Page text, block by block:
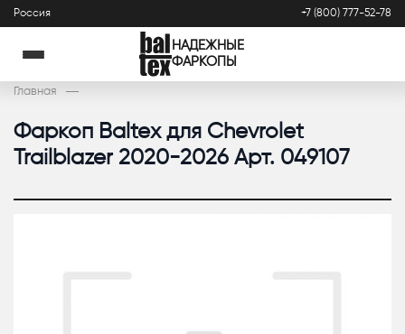
Россия +7 (800) 777-52-78
НАДЕЖНЫЕ
ФАРКОПЫ
Главная
Фаркоп Baltex для Chevrolet
Trailblazer 2020-2026 Арт. 049107